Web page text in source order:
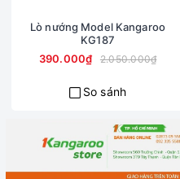
Lò nướng Model Kangaroo
KG187
390.000₫
2.050.000₫
So sánh